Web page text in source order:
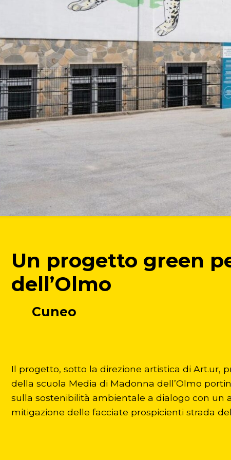
Un progetto green
dell’Olmo
Cuneo
Il progetto, sotto la direzione artistica di Art.ur,
della scuola Media di Madonna dell’Olmo
sulla sostenibilità ambientale a dialogo con un
mitigazione delle facciate prospicienti strada
2024
PASSATE
EDIZIONI
Pablo Picasso
INSTAGRAM
TWITTER
YOUTUBE